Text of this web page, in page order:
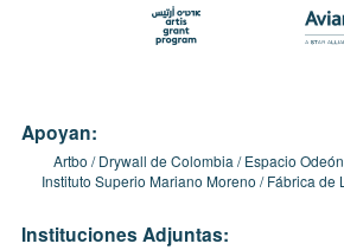
Apoyan:
Artbo Drywall de Colombia Espacio Odeón
Instituto Superio Mariano Moreno
Fábrica de
Instituciones Adjuntas: